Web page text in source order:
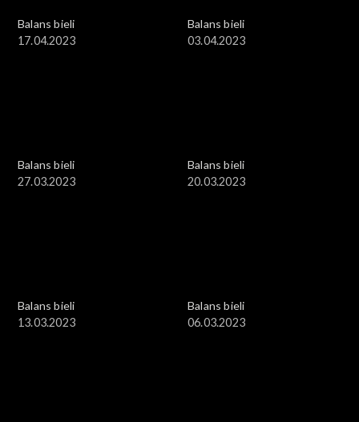
Balans bieli
17.04.2023
Balans bieli
03.04.2023
Balans bieli
27.03.2023
Balans bieli
20.03.2023
Balans bieli
13.03.2023
Balans bieli
06.03.2023